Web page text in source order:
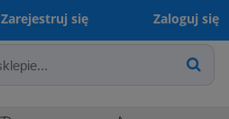
Zarejestruj się Zaloguj się